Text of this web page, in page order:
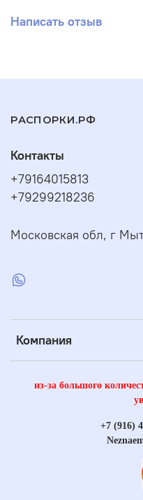
Написать отзыв
РАСПОРКИ.РФ
Компания
Контакты
+79164015813
+79299218236
Московская обл, г
из-за большого
+7 (916)